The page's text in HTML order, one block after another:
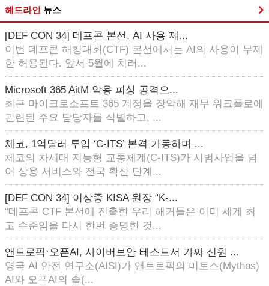
헤드라인 뉴스
[DEF CON 34] 데프콘 본선, AI 사용 제...
이번 데프콘 해킹대회(CTF) 본선에서는 AI의 사용이 무제
한 허용된다. 앞서 5월에 치러...
Microsoft 365 AitM 악용 피싱 공격으...
최근 마이크로소프트 365 계정을 장악해 재무 워크플로에
관련된 주요 담당자를 식별하고, ...
체코, 1억달러 투입 ‘C-ITS’ 본격 가동하며 ...
체코의 차세대 지능형 교통체계(C-ITS)가 시범사업을 넘
어 상용 서비스와 전국 확산 단계...
[DEF CON 34] 이상중 KISA 원장 “K-...
“데프콘 CTF 본선에 진출한 우리 해커들은 이미 세계 최
고 수준임을 다시 한번 증명한 것...
앤트로픽·오픈AI, 사이버보안 테스트서 가짜 신원 ...
영국 AI 안전 연구소(AISI)가 앤트로픽의 미토스(Mythos)
AI와 오픈AI의 솔(...